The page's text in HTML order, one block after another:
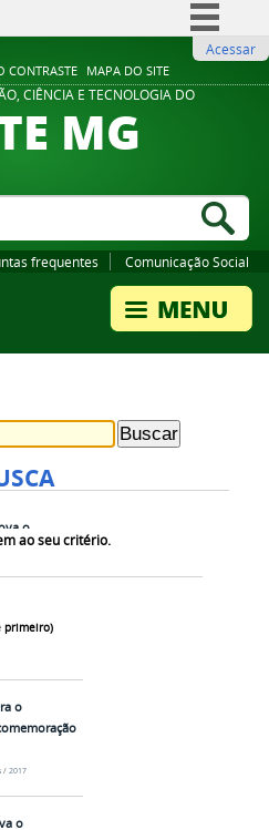
CONTRASTE MAPA DO SITE
Comunica BR
Participe
Legislação
Acessar
CIÊNCIA E TECNOLOGIA DO
MG
frequentes Comunicação Social
ao seu critério.
primeiro)
o
dos
Gerais -
em cursos
doutorado
o
/ 2017
o